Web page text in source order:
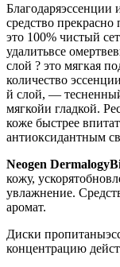
Благодаряэссенции
средство
это 100% чистый
удалитьвсе
слой ? это мягкая
количество
й слой, —
мягкойи гладкой.
коже быстрее
антиоксидантным
Neogen Dermalogy
кожу,
увлажнение.
аромат.
Диски
концентрацию